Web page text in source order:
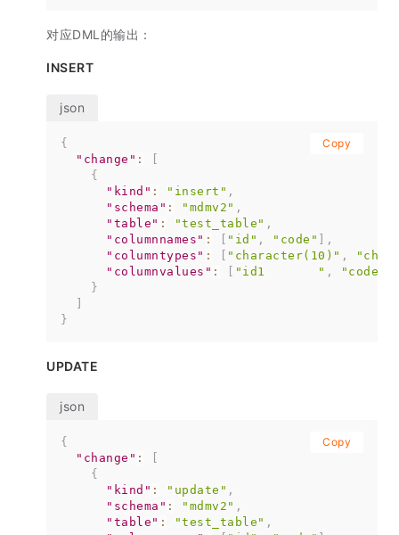
对应DML的输出：
INSERT
{
"change" :
{
"kind" : "insert" ,
"schema" : "mdmv2" ,
"table" : "test_table" ,
"columnnames" : "id" , "code"
,
"columntypes" : "character(10)" ,
"columnvalues" : "id1       " ,
}
}
Copy
UPDATE
{
"change" :
{
"kind" : "update" ,
"schema" : "mdmv2" ,
"table" : "test_table" ,
Copy